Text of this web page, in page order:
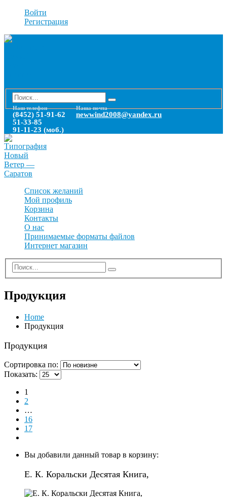
Войти
Регистрация
Наш телефон
(8452) 51-91-62
51-33-85
91-11-23 (моб.)
Наша почта
newwind2008@yandex.ru
Список желаний
Мой профиль
Корзина
Контакты
О нас
Принимаемые форматы файлов
Интернет магазин
Продукция
Home
Продукция
Продукция
Сортировка по:
Показать:
1
2
…
16
17
Вы добавили данный товар в корзину:
Е. К. Коральски Десятая Книга,